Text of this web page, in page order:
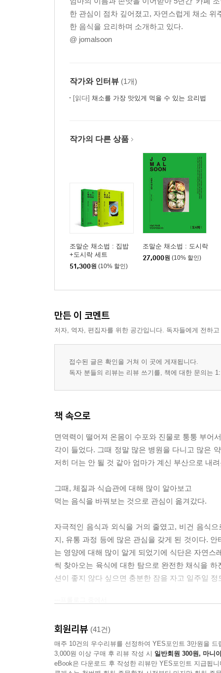
한 관심이 점차 깊어졌고, 자연스럽게 채소
한 음식을 요리하며 소개하고 있다.
@ jomalsoon
작가와 인터뷰 (1개)
[읽다] 채소를 가장 맛있게 먹을 수 있는 요리법
작가의 다른 상품
조말순 채소법 : 집밥
+도시락 세트
51,300원 (10% 할인)
조말순 채소법 : 도시락
27,000원 (10% 할인)
만든 이 코멘트
저자, 역자, 편집자를 위한 공간입니다. 독자들에게 전하
접수된 글은 확인을 거쳐 이 곳에 게재됩니다.
독자 분들의 리뷰는 리뷰 쓰기를, 책에 대한 문의는
책 속으로
면역력이 떨어져 온몸이 수포와 진물로 퉁퉁 부어
각이 들었다. 그때 정말 많은 병원을 다니고 많은
저히 더는 안 될 것 같아 엄마가 계신 부산으로 내
그때, 체질과 식습관에 대해 많이 알아보고
먹는 음식을 바꿔보는 것으로 관심이 옮겨갔다.
자극적인 음식과 외식을 거의 줄였고, 비건 음식
지, 유통 과정 등에 많은 관심을 갖게 된 것이다.
는 영양에 대해 많이 알게 되었기에 식단은 자연
씩 찾아오는 육식에 대한 탐으로 완전한 채식을
션이 좋지 않다 싶으면 충분한 잠을 자고 일주일
회원리뷰 (41건)
매주 10건의 우수리뷰를 선정하여 YES포인트 3만원을 드
3,000원 이상 구매 후 리뷰 작성 시 일반회원 300원, 마니
eBook은 다운로드 후 작성한 리뷰만 YES포인트 지급됩니